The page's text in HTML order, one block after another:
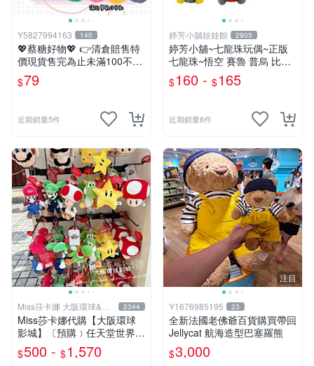
Y5827994163 140
💖蔡糖好物💖 👉清倉賠售特
價現貨售完為止未滿100不出
貨唷🔥❤️不帶配飾純手偶日版
巧虎刷牙手偶❤️親子互動說故
$79
近期銷量5件
婷芳小舖娃娃館 2905
婷芳小舖~七龍珠玩偶~正版
七龍珠~悟空 賽魯 普烏 比克
克林 特南克斯 娃娃 玩偶~七
龍珠玩偶~生日情人禮
$160 - $165
近期銷量6件
Miss莎卡娜 大阪環球&迪
士尼代購
2344
Miss莎卡娜代購【大阪環球
影城】〔預購﹞任天堂世界
瑪利歐 路易吉 耀西 奇諾比奧
碧姬公主 無敵星星 蘑菇 大金
$500 - $1,570
注目
Y1676985195 23
全新法國老佛爺百貨購買帶回
Jellycat 航海造型巴塞羅熊
$3,000